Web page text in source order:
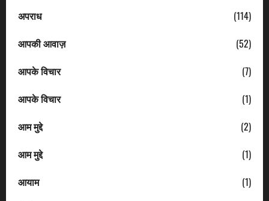
अपराध
(114)
आपकी आवाज़
(52)
आपके विचार
(7)
आपके विचार
(1)
आम मुद्दे
(2)
आम मुद्दे
(1)
आयाम
(1)